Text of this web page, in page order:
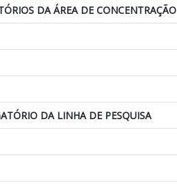
DA ÁREA DE CONCENTRAÇÃO
DA LINHA DE PESQUISA